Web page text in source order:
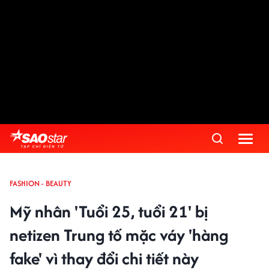
FASHION - BEAUTY
Mỹ nhân 'Tuổi 25, tuổi 21' bị
netizen Trung tố mặc váy 'hàng
fake' vì thay đổi chi tiết này